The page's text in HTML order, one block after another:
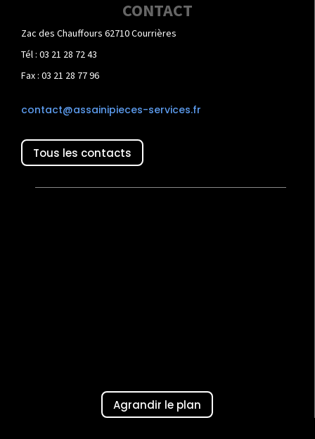
CONTACT
Zac des Chauffours 62710 Courrières
Tél : 03 21 28 72 43
Fax : 03 21 28 77 96
contact@assainipieces-services.fr
Tous les contacts
Agrandir le plan